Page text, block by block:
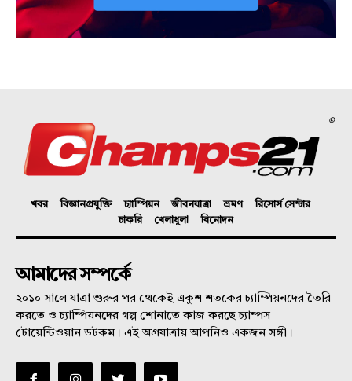
©
খবর বিজ্ঞানপ্রযুক্তি চ্যাম্পিয়ন জীবনযাত্রা ভ্রমণ
রিসোর্স সেন্টার
চাকরি
খেলাধুলা বিনোদন
আমাদের সম্পর্কে
২০১০ সালে যাত্রা শুরুর পর থেকেই একুশ শতকের চ্যাম্পিয়নদের তৈরি
করতে ও চ্যাম্পিয়নদের গল্প শোনাতে কাজ করছে চ্যাম্পস
টোয়েন্টিওয়ান ডটকম। এই অগ্রযাত্রায় আপনিও একজন সঙ্গী।